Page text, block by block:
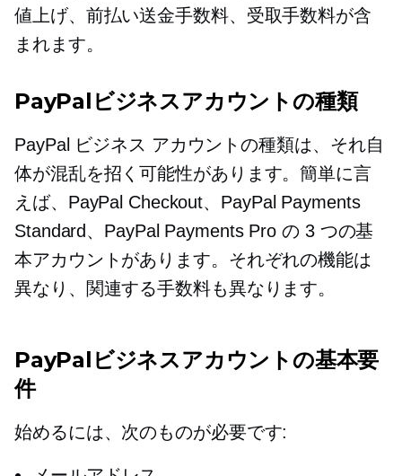
値上げ、前払い送金手数料、受取手数料が含
まれます。
PayPalビジネスアカウントの種類
PayPal ビジネス アカウントの種類は、それ自
体が混乱を招く可能性があります。簡単に言
えば、PayPal Checkout、PayPal Payments
Standard、PayPal Payments Pro の 3 つの基
本アカウントがあります。それぞれの機能は
異なり、関連する手数料も異なります。
PayPalビジネスアカウントの基本要
件
始めるには、次のものが必要です: